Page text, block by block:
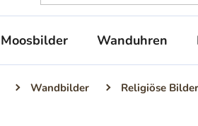
Moosbilder Wanduhren
Wandbilder Religiöse Bilder